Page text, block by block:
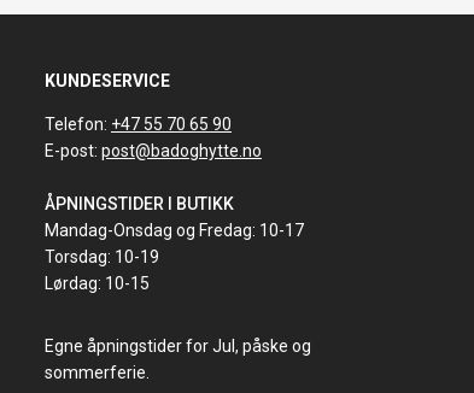
KUNDESERVICE
Telefon: +47 55 70 65 90
E-post: post@badoghytte.no
ÅPNINGSTIDER I BUTIKK
Mandag-Onsdag og Fredag: 10-17
Torsdag: 10-19
Lørdag: 10-15
Egne åpningstider for Jul, påske og
sommerferie.